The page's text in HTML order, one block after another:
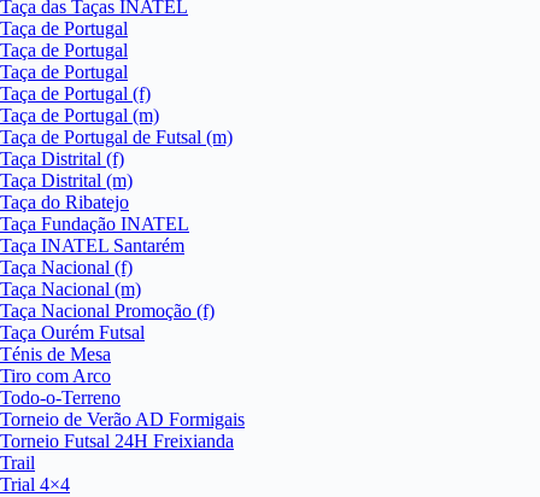
Taça das Taças INATEL
Taça de Portugal
Taça de Portugal
Taça de Portugal
Taça de Portugal (f)
Taça de Portugal (m)
Taça de Portugal de Futsal (m)
Taça Distrital (f)
Taça Distrital (m)
Taça do Ribatejo
Taça Fundação INATEL
Taça INATEL Santarém
Taça Nacional (f)
Taça Nacional (m)
Taça Nacional Promoção (f)
Taça Ourém Futsal
Ténis de Mesa
Tiro com Arco
Todo-o-Terreno
Torneio de Verão AD Formigais
Torneio Futsal 24H Freixianda
Trail
Trial 4×4